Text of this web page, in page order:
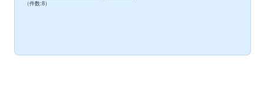
（件数:8）